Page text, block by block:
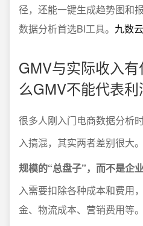
径，还能一键生成趋势图和
数据分析首选BI工具。 九数
GMV与实际收入
么GMV不能代表利
很多人刚入门电商数据分析
入搞混，其实两者差别很大。
规模的“总盘子”，而不是企
入需要扣除各种成本和费用
金、物流成本、营销费用等。